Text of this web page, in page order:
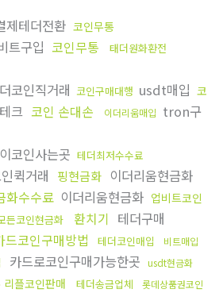
제테더전환 코인무통
트구입 코인무통 태더원화환전
코인직거래 코인구매대행 usdt매입 코
크 코인 손대손 이더리움매입 tron구
코인사는곳 테더최저수수료
퀵거래 핑현금화 이더리움현금화
화수수료 이더리움현금화 업비트코인
든코인현금화 환치기 테더구매
드코인구매방법 테더코인매입 비트매입
카드로코인구매가능한곳 usdt현금화
리플코인판매 테더송금업체
롯데상품권코인